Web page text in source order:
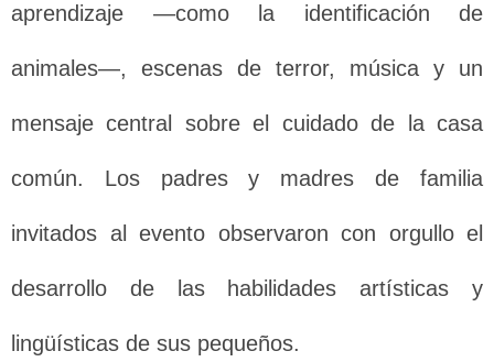
aprendizaje —como la identificación de
animales—, escenas de terror, música y un
mensaje central sobre el cuidado de la casa
común. Los padres y madres de familia
invitados al evento observaron con orgullo el
desarrollo de las habilidades artísticas y
lingüísticas de sus pequeños.